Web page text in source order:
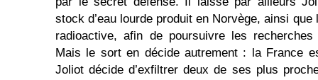
stock d’eau lourde produit en Norvège, ainsi
radioactive, afin de poursuivre les recherches
Mais le sort en décide autrement : la France
Joliot décide d’exfiltrer deux de ses plus